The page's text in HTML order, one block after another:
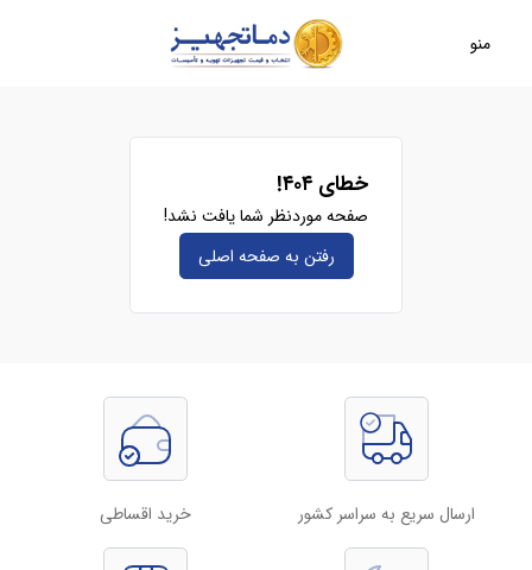
منو
خطای ۴۰۴!
صفحه موردنظر شما یافت نشد!
رفتن به صفحه‌ اصلی
ارسال سریع به سراسر کشور خرید اقساطی